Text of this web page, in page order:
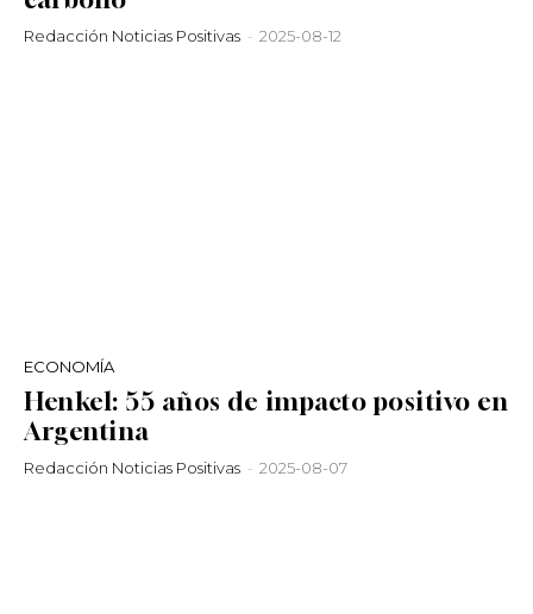
Redacción Noticias Positivas - 2025-08-12
ECONOMÍA
Henkel: 55 años de impacto positivo en
Argentina
Redacción Noticias Positivas - 2025-08-07